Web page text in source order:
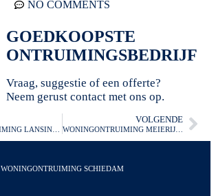
NO COMMENTS
GOEDKOOPSTE
ONTRUIMINGSBEDRIJF
Vraag, suggestie of een offerte?
Neem gerust contact met ons op.
VOLGENDE
WONINGONTRUIMING MEIERIJSTAD
WONINGONTRUIMING SCHIEDAM